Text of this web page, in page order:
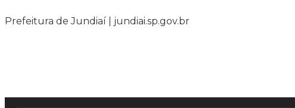
Prefeitura de Jundiaí | jundiai.sp.gov.br